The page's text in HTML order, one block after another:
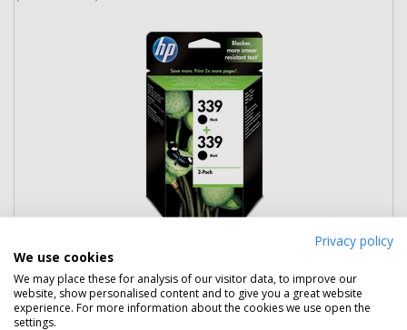
Több darabos ár
2 db 26 890 Ft (bruttó 34 150 Ft) / db
Privacy policy
We use cookies
We may place these for analysis of our visitor data, to improve our
website, show personalised content and to give you a great website
experience. For more information about the cookies we use open the
settings.